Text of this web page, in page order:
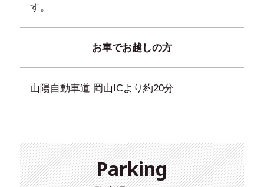
す。
お車でお越しの方
山陽自動車道 岡山ICより約20分
Parking